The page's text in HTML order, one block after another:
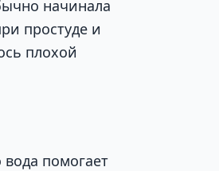
начинала
простуде и
плохой
помогает